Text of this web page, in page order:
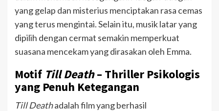
yang gelap dan misterius menciptakan rasa cemas
yang terus mengintai. Selain itu, musik latar yang
dipilih dengan cermat semakin memperkuat
suasana mencekam yang dirasakan oleh Emma.
Motif Till Death– Thriller Psikologis
yang Penuh Ketegangan
Till Deathadalah film yang berhasil